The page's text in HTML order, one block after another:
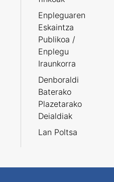
Enpleguaren
Eskaintza
Publikoa /
Enplegu
Iraunkorra
Denboraldi
Baterako
Plazetarako
Deialdiak
Lan Poltsa